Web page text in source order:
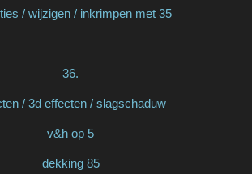
/ wijzigen / inkrimpen met 35
36.
/ 3d effecten / slagschaduw
v&h op 5
dekking 85